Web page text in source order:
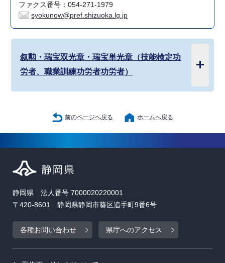
ファクス番号：054-271-1979
syokunow@pref.shizuoka.lg.jp
叙勲・瑞宝双光章・瑞宝単光章（技能検定功
労者、職業訓練功労者功労者）
前のページへ戻る ホームへ戻る
静岡県 法人番号 7000020220001
〒420-8601 静岡県静岡市葵区追手町9番6号
各種お問い合わせ 県庁へのアクセス